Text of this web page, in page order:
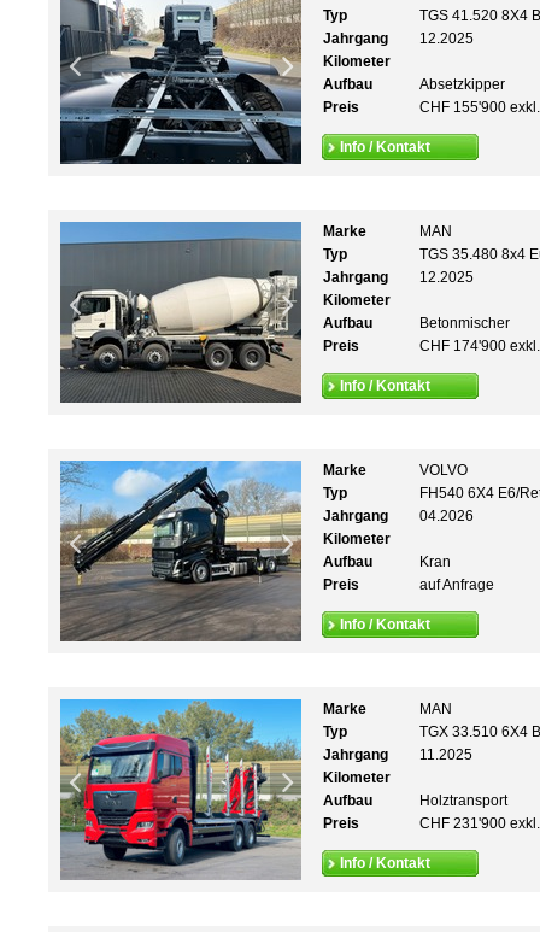
Typ
TGS 41.520 8X4
Jahrgang
12.2025
Kilometer
Aufbau
Absetzkipper
Preis
CHF 155'900
Info / Kontakt
Marke
MAN
Typ
TGS 35.480 8x4
Jahrgang
12.2025
Kilometer
Aufbau
Betonmischer
Preis
CHF 174'900
Info / Kontakt
Marke
VOLVO
Typ
FH540 6X4 E6/
Jahrgang
04.2026
Kilometer
Aufbau
Kran
Preis
auf Anfrage
Info / Kontakt
Marke
MAN
Typ
TGX 33.510 6X4
Jahrgang
11.2025
Kilometer
Aufbau
Holztransport
Preis
CHF 231'900
Info / Kontakt